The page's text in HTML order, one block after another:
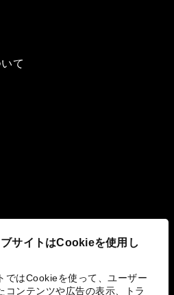
サイトはCookieを使用し
ではCookieを使って、ユーザー
コンテンツや広告の表示、トラ
て
組み